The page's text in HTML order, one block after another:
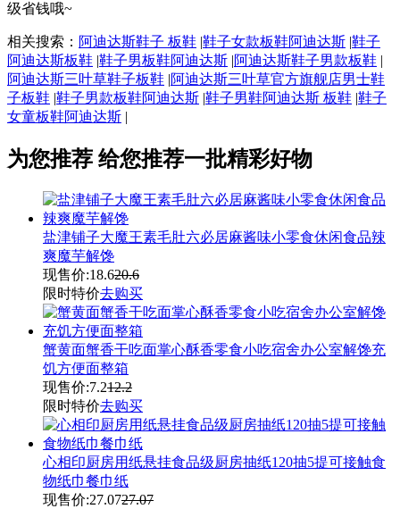
级省钱哦~
相关搜索： 阿迪达斯鞋子 板鞋 |鞋子女款板鞋阿迪达斯 |鞋子
阿迪达斯板鞋 |鞋子男板鞋阿迪达斯 |阿迪达斯鞋子男款板鞋 |
阿迪达斯三叶草鞋子板鞋 |阿迪达斯三叶草官方旗舰店男士鞋
子板鞋 |鞋子男款板鞋阿迪达斯 |鞋子男鞋阿迪达斯 板鞋 |鞋子
女童板鞋阿迪达斯 |
为您推荐 给您推荐一批精彩好物
盐津铺子大魔王素毛肚六必居麻酱味小零食休闲食品辣
爽魔芋解馋
现售价:18.620.6
限时特价去购买
蟹黄面蟹香干吃面掌心酥香零食小吃宿舍办公室解馋充
饥方便面整箱
现售价:7.212.2
限时特价去购买
心相印厨房用纸悬挂食品级厨房抽纸120抽5提可接触食
物纸巾餐巾纸
现售价:27.0727.07